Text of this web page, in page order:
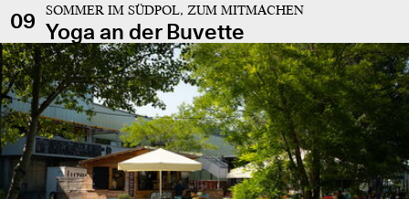
09
SOMMER IM SÜDPOL, ZUM MITMACHEN
Yoga an der Buvette